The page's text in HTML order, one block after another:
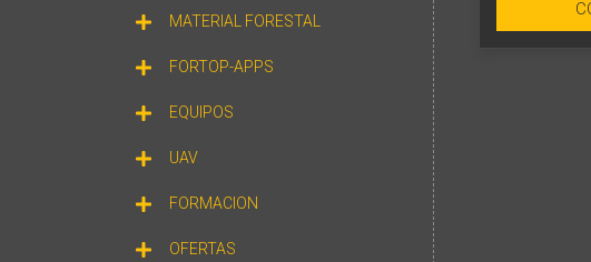
MATERIAL FORESTAL
FORTOP-APPS
EQUIPOS
UAV
FORMACION
OFERTAS